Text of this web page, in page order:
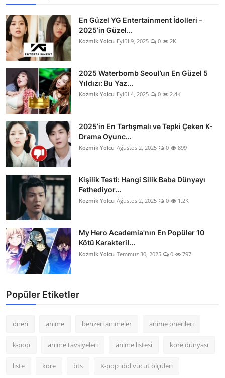
En Güzel YG Entertainment İdolleri –
2025’in Güzel...
Kozmik Yolcu Eylül 9, 2025 0 2K
2025 Waterbomb Seoul’un En Güzel 5
Yıldızı: Bu Yaz...
Kozmik Yolcu Eylül 4, 2025 0 2.4K
2025’in En Tartışmalı ve Tepki Çeken K-
Drama Oyunc...
Kozmik Yolcu Ağustos 2, 2025 0 899
Kişilik Testi: Hangi Silik Baba Dünyayı
Fethediyor...
Kozmik Yolcu Ağustos 2, 2025 0 1.2K
My Hero Academia'nın En Popüler 10
Kötü Karakteri!...
Kozmik Yolcu Temmuz 30, 2025 0 797
Popüler Etiketler
öneri anime benzeri animeler anime önerileri
k-pop anime tavsiyeleri anime listesi kore dünyası
liste kore bts K-pop idol vücut ölçüleri